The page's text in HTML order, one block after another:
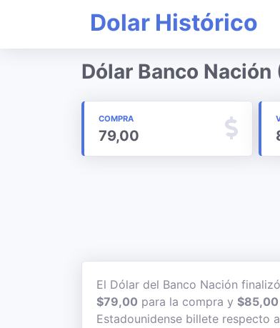
Dolar Histórico
Dólar Banco
COMPRA
79,00
El Dólar del Banco Nación
$79,00 para la compra y $85,00
Estadounidense billete respecto